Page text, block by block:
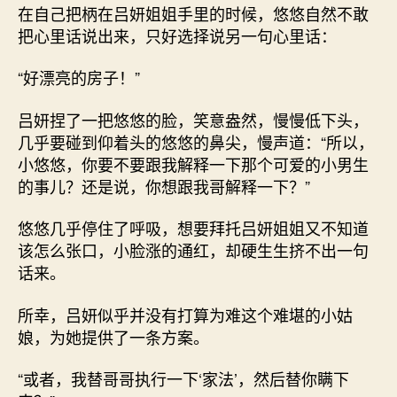
在自己把柄在吕妍姐姐手里的时候，悠悠自然不敢
把心里话说出来，只好选择说另一句心里话：
“好漂亮的房子！”
吕妍捏了一把悠悠的脸，笑意盎然，慢慢低下头，
几乎要碰到仰着头的悠悠的鼻尖，慢声道：“所以，
小悠悠，你要不要跟我解释一下那个可爱的小男生
的事儿？还是说，你想跟我哥解释一下？”
悠悠几乎停住了呼吸，想要拜托吕妍姐姐又不知道
该怎么张口，小脸涨的通红，却硬生生挤不出一句
话来。
所幸，吕妍似乎并没有打算为难这个难堪的小姑
娘，为她提供了一条方案。
“或者，我替哥哥执行一下‘家法’，然后替你瞒下